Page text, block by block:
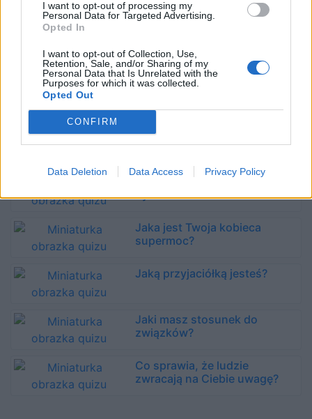
I want to opt-out of processing my
Personal Data for Targeted Advertising.
Opted In
I want to opt-out of Collection, Use,
Retention, Sale, and/or Sharing of my
Personal Data that Is Unrelated with the
Purposes for which it was collected.
Opted Out
CONFIRM
Data Deletion Data Access Privacy Policy
Czy masz predyspozycje do
Jak postrzegają Cię ludzie z
bliskiego otoczenia?
Czy masz do siebie zdrowy
dystans?
Jaka jest Twoja kobieca
supermoc?
Jaką przyjaciółką jesteś?
Jaki masz stosunek do
związków?
Co sprawia, że ludzie
zwracają na Ciebie uwagę?